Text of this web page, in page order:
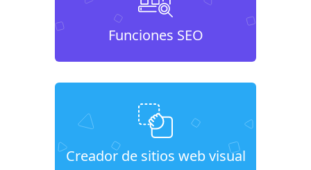
Funciones SEO
Creador de sitios web visual